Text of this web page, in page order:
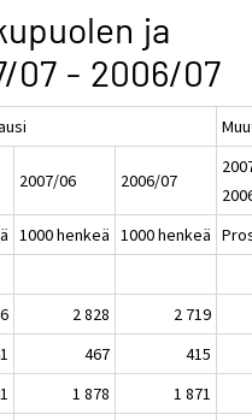
ja
07 - 2006/07
2007/06 2006/07
1000 henkeä 1000 henkeä
2 828
2 719
467
415
1 878
1 871